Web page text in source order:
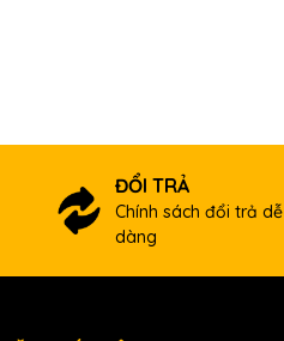
ĐỔI TRẢ
Chính sách đổi trả dễ
dàng